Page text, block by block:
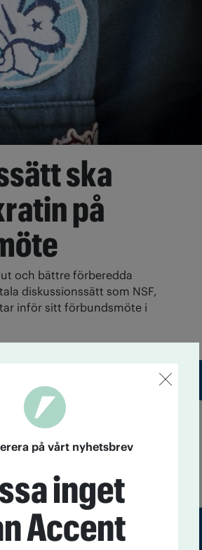
ska
på
och bättre förberedda
diskussionssätt som NSF,
inför sitt förbundsmöte i
Lundkvist,
nummer av
på vårt nyhetsbrev
inget
Accent